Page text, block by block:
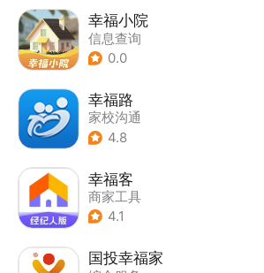
幸福小院
信息查询
0.0
幸福路
家校沟通
4.8
幸福客
商家工具
4.1
国投幸福家